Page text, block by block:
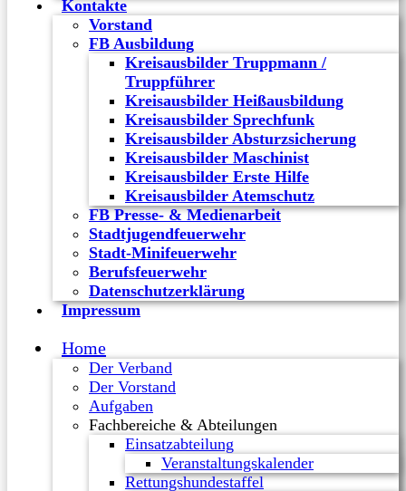
Kontakte
Vorstand
FB Ausbildung
Kreisausbilder Truppmann /
Truppführer
Kreisausbilder Heißausbildung
Kreisausbilder Sprechfunk
Kreisausbilder Absturzsicherung
Kreisausbilder Maschinist
Kreisausbilder Erste Hilfe
Kreisausbilder Atemschutz
FB Presse- & Medienarbeit
Stadtjugendfeuerwehr
Stadt-Minifeuerwehr
Berufsfeuerwehr
Datenschutzerklärung
Impressum
Home
Der Verband
Der Vorstand
Aufgaben
Fachbereiche & Abteilungen
Einsatzabteilung
Veranstaltungskalender
Rettungshundestaffel